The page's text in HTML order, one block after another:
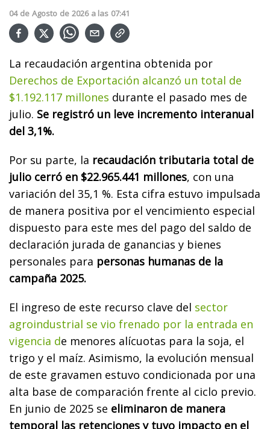
04 de Agosto de 2026 a las 07:41
La recaudación argentina obtenida por
Derechos de Exportación alcanzó un total de
$1.192.117 millones durante el pasado mes de
julio. Se registró un leve incremento interanual
del 3,1%.
Por su parte, la recaudación tributaria total de
julio cerró en $22.965.441 millones, con una
variación del 35,1 %. Esta cifra estuvo impulsada
de manera positiva por el vencimiento especial
dispuesto para este mes del pago del saldo de
declaración jurada de ganancias y bienes
personales para personas humanas de la
campaña 2025.
El ingreso de este recurso clave del sector
agroindustrial se vio frenado por la entrada en
vigencia de menores alícuotas para la soja, el
trigo y el maíz. Asimismo, la evolución mensual
de este gravamen estuvo condicionada por una
alta base de comparación frente al ciclo previo.
En junio de 2025 se eliminaron de manera
temporal las retenciones y tuvo impacto en el